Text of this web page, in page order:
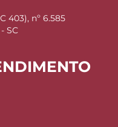
403), nº 6.585
SC